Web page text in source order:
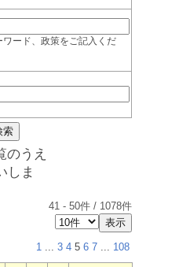
ード、政策をご記入くだ
のうえ
しま
41 - 50件 / 1078件
1 ... 3 4 5 6 7 ... 108